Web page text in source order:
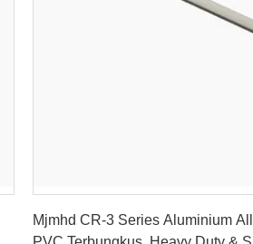
Mjmhd CR-3 Series Aluminium